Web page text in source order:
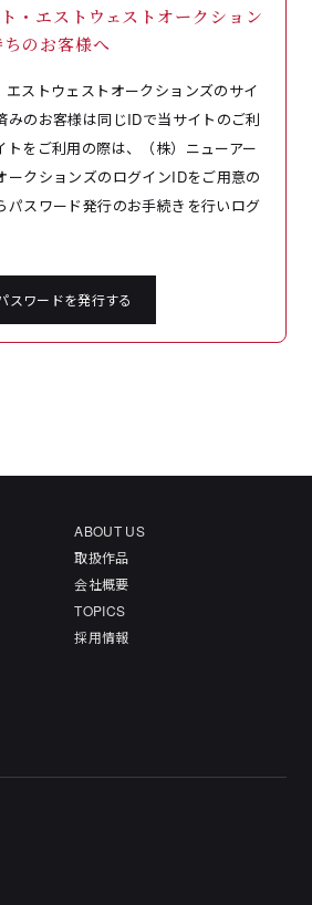
ト・エストウェストオークション
のお客様へ
エストウェストオークションズのサイ
みのお客様は同じIDで当サイトのご利
トをご利用の際は、（株）ニューアー
ークションズのログインIDをご用意の
パスワード発行のお手続きを行いログ
スワードを発行する
ABOUT US
取扱作品
会社概要
TOPICS
採用情報